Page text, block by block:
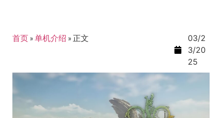
首页 »单机介绍 » 正文
03/2
3/20
25